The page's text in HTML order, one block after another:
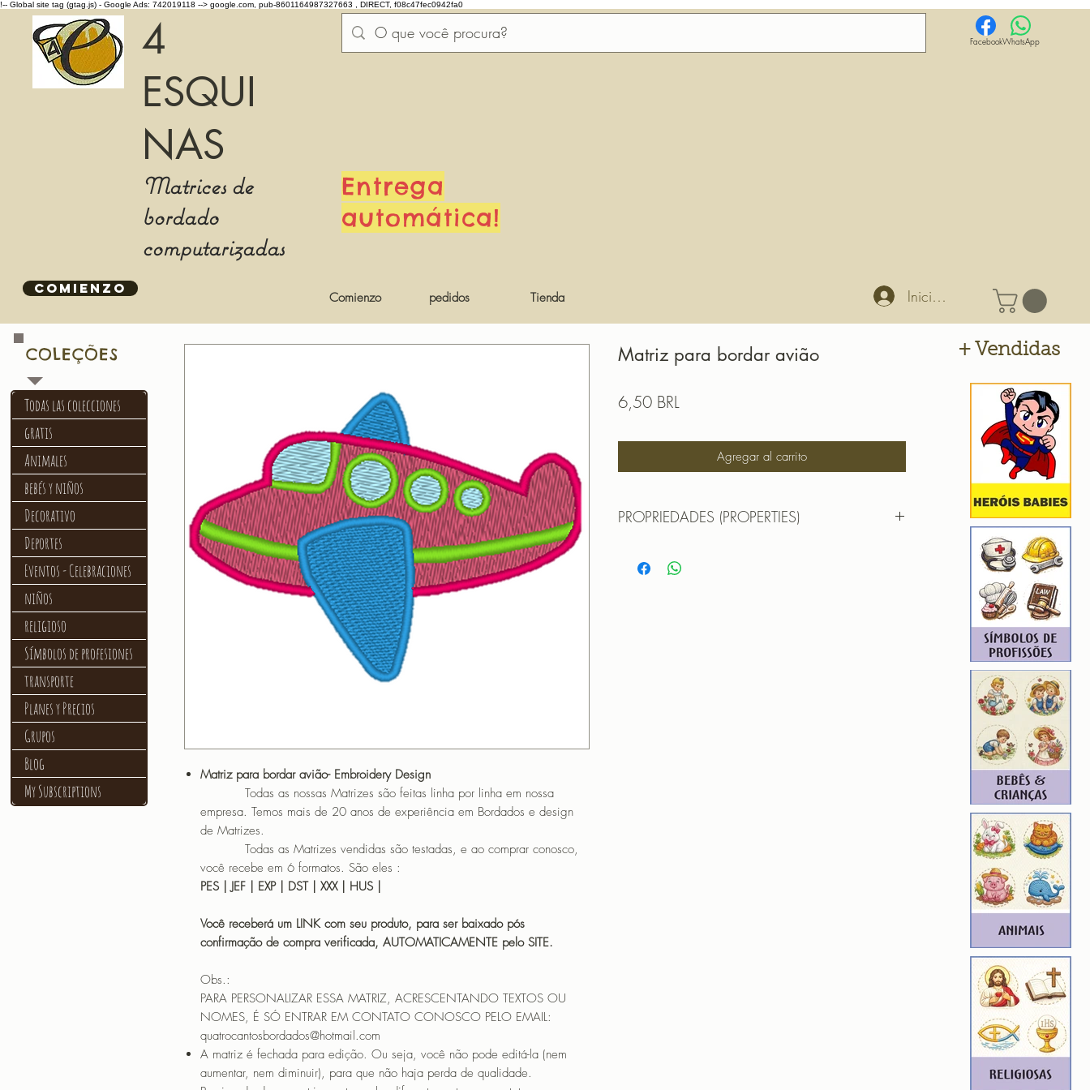
!-- Global site tag (gtag.js) - Google Ads: 742019118 --> google.com, pub-8601164987327663 , DIRECT, f08c47fec0942fa0
4
ESQUI
NAS
Matrices de
bordado
computarizadas
Entrega
automática!
FacebookWhatsApp
COMIENZO
Comienzo pedidos Tienda Iniciar sesión
Matriz para bordar avião- Embroidery Design
Todas as nossas Matrizes são feitas linha por linha em nossa
empresa. Temos mais de 20 anos de experiência em Bordados e design
de Matrizes.
Todas as Matrizes vendidas são testadas, e ao comprar conosco,
você recebe em 6 formatos. São eles :
PES | JEF | EXP | DST | XXX | HUS |
Você receberá um LINK com seu produto, para ser baixado pós
confirmação de compra verificada, AUTOMATICAMENTE pelo SITE.
Obs.:
PARA PERSONALIZAR ESSA MATRIZ, ACRESCENTANDO TEXTOS OU
NOMES, É SÓ ENTRAR EM CONTATO CONOSCO PELO EMAIL:
quatrocantosbordados@hotmail.com
A matriz é fechada para edição. Ou seja, você não pode editá-la (nem
aumentar, nem diminuir), para que não haja perda de qualidade.
Matriz para bordar avião
6,50 BRL
Agregar al carrito
PROPRIEDADES (PROPERTIES)
TAMANHO (SIZE) : 8,2cm X 6,0cm
Todas las colecciones
gratis
Animales
bebés y niños
Decorativo
Deportes
Eventos - Celebraciones
niños
religioso
Símbolos de profesiones
transporte
Planes y Precios
Grupos
Blog
My Subscriptions
COLEÇÕES + Vendidas